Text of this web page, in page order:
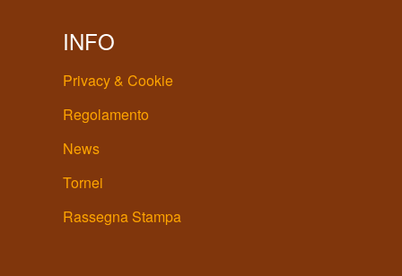
INFO
Privacy & Cookie
Regolamento
News
Tornei
Rassegna Stampa